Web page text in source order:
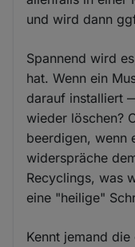
und wird dann
Spannend wird
hat. Wenn ein
darauf installiert
wieder löschen?
beerdigen, wenn
widerspräche
Recyclings, was
eine "heilige"
Kennt jemand die